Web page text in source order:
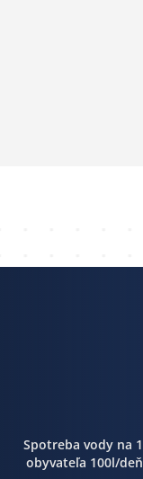
Spotreba vody na 1
obyvateľa 100l/deň